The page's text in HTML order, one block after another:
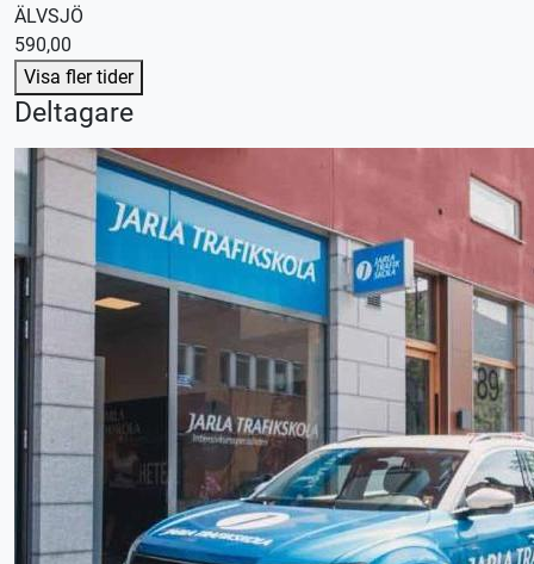
ÄLVSJÖ
590,00
Visa fler tider
Deltagare